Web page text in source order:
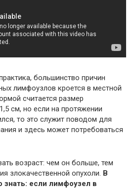
большинство причин
лимфоузлов кроется в местной
считается размер
см, но если на протяжении
то это служит поводом для
и здесь может потребоваться
возраст: чем он больше, тем
злокачественной опухоли. В
если лимфоузел в